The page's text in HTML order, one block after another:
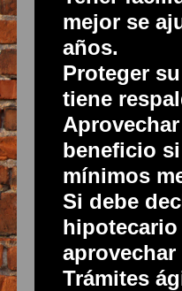
mejor se
años.
Proteger
tiene
beneficio
mínimos
Si debe
Trámites